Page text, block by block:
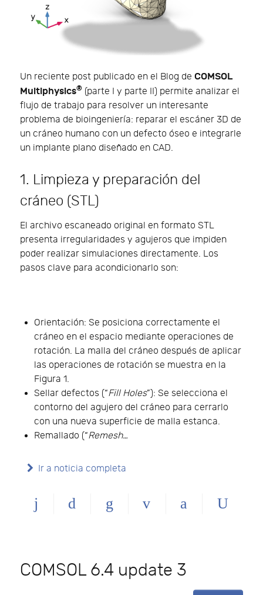
Un reciente post publicado en el Blog de COMSOL
Multiphysics® (parte I y parte II) permite analizar el
flujo de trabajo para resolver un interesante
problema de bioingeniería: reparar el escáner 3D de
un cráneo humano con un defecto óseo e integrarle
un implante plano diseñado en CAD.
1. Limpieza y preparación del
cráneo (STL)
El archivo escaneado original en formato STL
presenta irregularidades y agujeros que impiden
poder realizar simulaciones directamente. Los
pasos clave para acondicionarlo son:
Orientación: Se posiciona correctamente el
cráneo en el espacio mediante operaciones de
rotación. La malla del cráneo después de aplicar
las operaciones de rotación se muestra en la
Figura 1.
Sellar defectos (“Fill Holes”): Se selecciona el
contorno del agujero del cráneo para cerrarlo
con una nueva superficie de malla estanca.
Remallado (“Remesh…
Ir a noticia completa
COMSOL 6.4 update 3